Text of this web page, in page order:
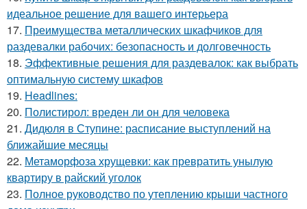
идеальное решение для вашего интерьера
17. Преимущества металлических шкафчиков для
раздевалки рабочих: безопасность и долговечность
18. Эффективные решения для раздевалок: как выбрать
оптимальную систему шкафов
19. Headlines:
20. Полистирол: вреден ли он для человека
21. Дидюля в Ступине: расписание выступлений на
ближайшие месяцы
22. Метаморфоза хрущевки: как превратить унылую
квартиру в райский уголок
23. Полное руководство по утеплению крыши частного